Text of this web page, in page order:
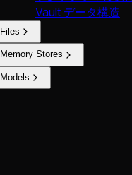
Vault データ構造
Files
Memory Stores
Models